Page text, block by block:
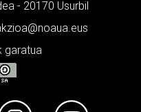
- 20170 Usurbil
garatua